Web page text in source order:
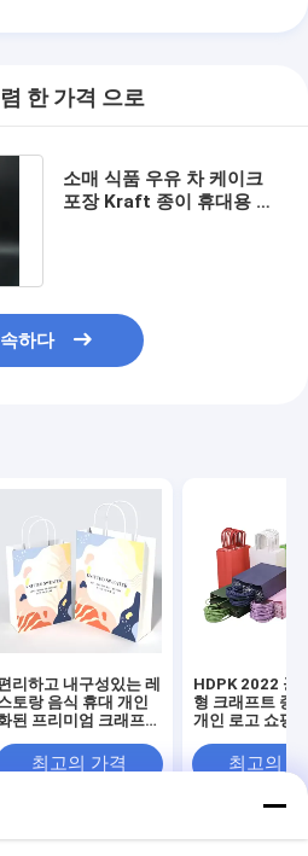
한 가격 으로
소매 식품 우유 차 케이크
포장 Kraft 종이 휴대용 가
하다
리하고 내구성있는 레
토랑 음식 휴대 개인
된 프리미엄 크래프트
최고의 가격
HDPK 2022 공
형 크래프트 종
개인 로고 쇼핑
최고의